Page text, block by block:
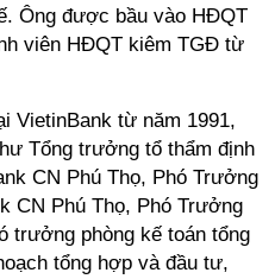
Ông được bầu vào HĐQT
viên HĐQT kiêm TGĐ từ
VietinBank từ năm 1991,
Tổng trưởng tổ thẩm định
CN Phú Thọ, Phó Trưởng
CN Phú Thọ, Phó Trưởng
trưởng phòng kế toán tổng
tổng hợp và đầu tư,